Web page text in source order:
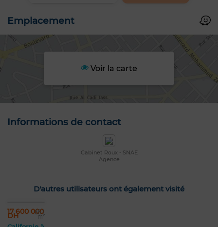
Emplacement
Voir la carte
Informations de contact
Cabinet Roux - SNAE
Agence
D'autres utilisateurs ont également visité
17 600 000
DH 651
m²